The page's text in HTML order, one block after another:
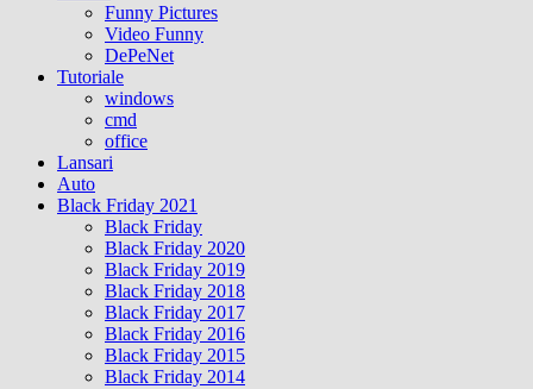
Funny Pictures
Video Funny
DePeNet
Tutoriale
windows
cmd
office
Lansari
Auto
Black Friday 2021
Black Friday
Black Friday 2020
Black Friday 2019
Black Friday 2018
Black Friday 2017
Black Friday 2016
Black Friday 2015
Black Friday 2014